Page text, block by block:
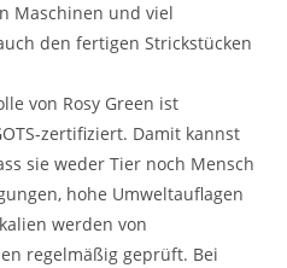
Maschinen und viel
den fertigen Strickstücken
von Rosy Green ist
zertifiziert. Damit kannst
sie weder Tier noch Mensch
hohe Umweltauflagen
werden von
regelmäßig geprüft. Bei